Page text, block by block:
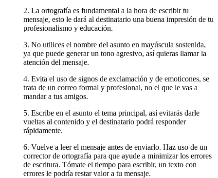
2. La ortografía es fundamental a la hora de escribir tu
mensaje, esto le dará al destinatario una buena impresión de tu
profesionalismo y educación.
3. No utilices el nombre del asunto en mayúscula sostenida,
ya que puede generar un tono agresivo, así quieras llamar la
atención del mensaje.
4. Evita el uso de signos de exclamación y de emoticones, se
trata de un correo formal y profesional, no el que le vas a
mandar a tus amigos.
5. Escribe en el asunto el tema principal, así evitarás darle
vueltas al contenido y el destinatario podrá responder
rápidamente.
6. Vuelve a leer el mensaje antes de enviarlo. Haz uso de un
corrector de ortografía para que ayude a minimizar los errores
de escritura. Tómate el tiempo para escribir, un texto con
errores le podría restar valor a tu mensaje.